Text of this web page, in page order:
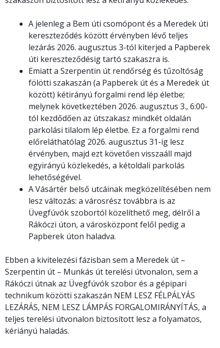
A jelenleg a Bem úti csomópont és a Meredek úti
kereszteződés között érvényben lévő teljes
lezárás 2026. augusztus 3-tól kiterjed a Papberek
úti kereszteződésig tartó szakaszra is.
Emiatt a Szerpentin út rendőrség és tűzoltóság
fölötti szakaszán (a Papberek út és a Meredek út
között) kétirányú forgalmi rend lép életbe;
melynek következtében 2026. augusztus 3., 6:00-
tól kezdődően az útszakasz mindkét oldalán
parkolási tilalom lép életbe. Ez a forgalmi rend
előreláthatólag 2026. augusztus 31-ig lesz
érvényben, majd ezt követően visszaáll majd
egyirányú közlekedés, a kétoldali parkolás
lehetőségével.
A Vásártér belső utcáinak megközelítésében nem
lesz változás: a városrész továbbra is az
Üvegfúvók szobortól közelíthető meg, délről a
Rákóczi úton, a városközpont felől pedig a
Papberek úton haladva.
Ebben a kivitelezési fázisban sem a Meredek út –
Szerpentin út – Munkás út terelési útvonalon, sem a
Rákóczi útnak az Üvegfúvók szobor és a gépipari
technikum közötti szakaszán NEM LESZ FÉLPÁLYÁS
LEZÁRÁS, NEM LESZ LÁMPÁS FORGALOMIRÁNYÍTÁS, a
teljes terelési útvonalon biztosított lesz a folyamatos,
kériányú haladás.